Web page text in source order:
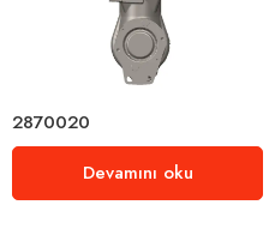
2870020
Devamını oku